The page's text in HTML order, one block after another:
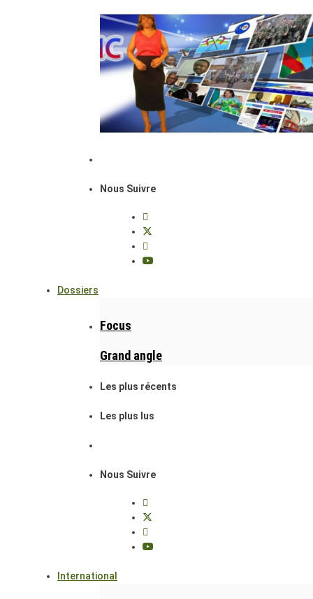
Nous Suivre
Dossiers
Focus
Grand angle
Les plus récents
Les plus lus
Nous Suivre
International